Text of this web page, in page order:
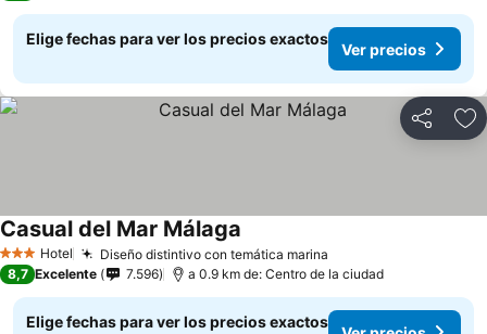
Elige fechas para ver los precios exactos
Ver precios
Compartir
3 Estrellas
Hotel Diseño distintivo con temática marina
Casual del Mar Málaga
8,7 Excelente 7.596 a 0.9 km de: Centro de la ciudad
Elige fechas para ver los precios exactos